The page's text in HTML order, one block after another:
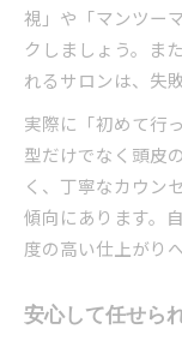
視」や「マンツー
クしましょう。ま
れるサロンは、失
実際に「初めて行
型だけでなく頭皮
く、丁寧なカウン
傾向にあります。
度の高い仕上がり
安心して任せら